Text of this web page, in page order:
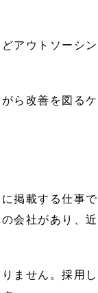
アウトソーシン
ら改善を図るケ
掲載する仕事で
会社があり、近
ません。採用し